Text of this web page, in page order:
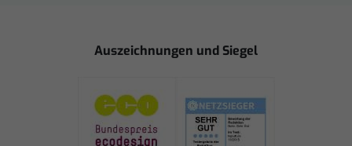
Auszeichnungen und Siegel